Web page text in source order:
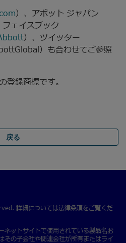
）、アボット ジャパン
フェイスブック
）、ツイッター
）も合わせてご参照
録商標です。
戻る
詳細については法律条項をご覧くだ
ネットサイトで使用されている製品名お
その子会社や関連会社が所有またはライ